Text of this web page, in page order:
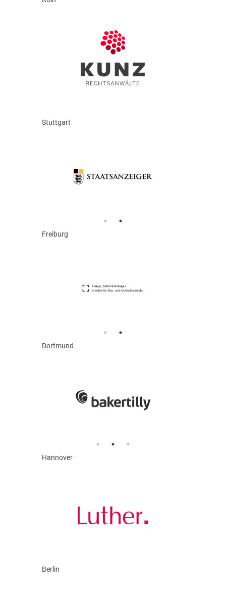
Stuttgart
Freiburg
Dortmund
Hannover
Berlin